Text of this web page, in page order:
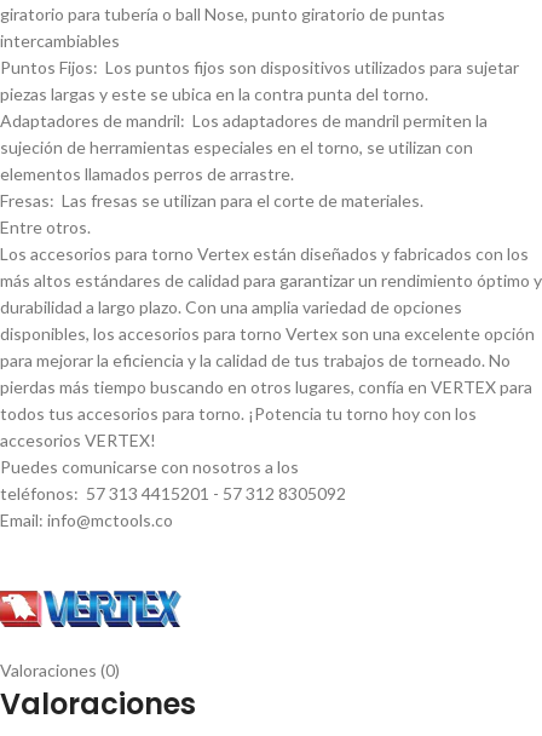
giratorio para tuberí­a o ball Nose, punto giratorio de puntas
intercambiables
Puntos Fijos: Los puntos fijos son dispositivos utilizados para sujetar
piezas largas y este se ubica en la contra punta del torno.
Adaptadores de mandril: Los adaptadores de mandril permiten la
sujeción de herramientas especiales en el torno, se utilizan con
elementos llamados perros de arrastre.
Fresas: Las fresas se utilizan para el corte de materiales.
Entre otros.
Los accesorios para torno Vertex están diseñados y fabricados con los
más altos estándares de calidad para garantizar un rendimiento óptimo y
durabilidad a largo plazo. Con una amplia variedad de opciones
disponibles, los accesorios para torno Vertex son una excelente opción
para mejorar la eficiencia y la calidad de tus trabajos de torneado. No
pierdas más tiempo buscando en otros lugares, confí­a en VERTEX para
todos tus accesorios para torno. ¡Potencia tu torno hoy con los
accesorios VERTEX!
Puedes comunicarse con nosotros a los
teléfonos: 57 313 4415201 - 57 312 8305092
Email: info@mctools.co
Valoraciones (0)
Valoraciones